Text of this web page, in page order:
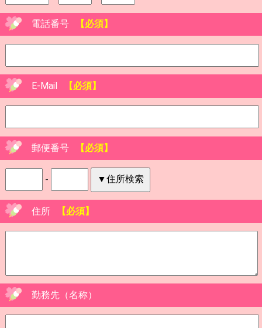
電話番号 【必須】
E-Mail 【必須】
郵便番号 【必須】
-
住所 【必須】
勤務先（名称）